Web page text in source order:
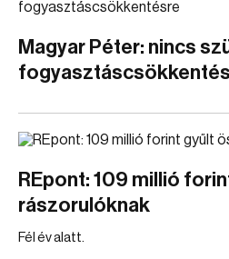
Magyar Péter: nincs
REpont: 109 millió
rászorulóknak
Fél év alatt.